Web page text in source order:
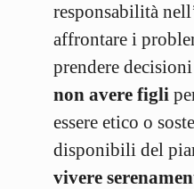
responsabilità
affrontare i
prendere
non avere figli
essere etico o
disponibili del
vivere